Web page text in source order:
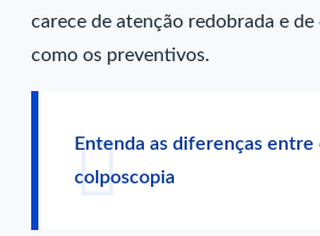
carece de atenção redobrada e
como os preventivos.
Entenda as diferenças entre
colposcopia